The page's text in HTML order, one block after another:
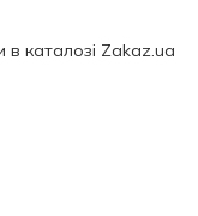
в каталозі Zakaz.ua